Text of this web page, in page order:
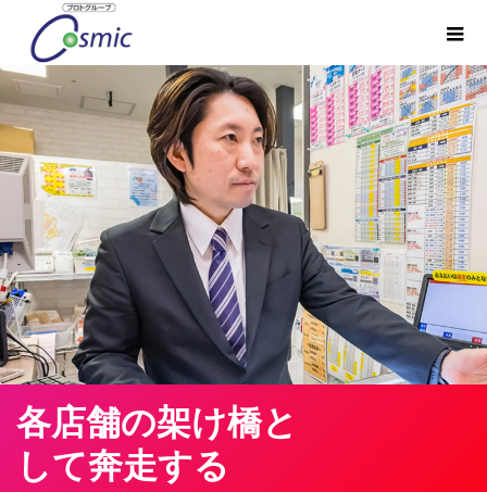
各店舗の架け橋と
して奔走する